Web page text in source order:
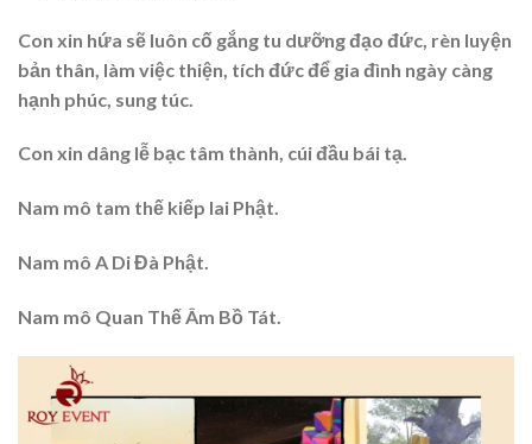
Con xin hứa sẽ luôn cố gắng tu dưỡng đạo đức, rèn luyện
bản thân, làm việc thiện, tích đức để gia đình ngày càng
hạnh phúc, sung túc.
Con xin dâng lễ bạc tâm thành, cúi đầu bái tạ.
Nam mô tam thế kiếp lai Phật.
Nam mô A Di Đà Phật.
Nam mô Quan Thế Âm Bồ Tát.